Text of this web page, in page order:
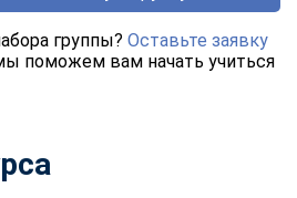
группы? Оставьте заявку
поможем вам начать учиться